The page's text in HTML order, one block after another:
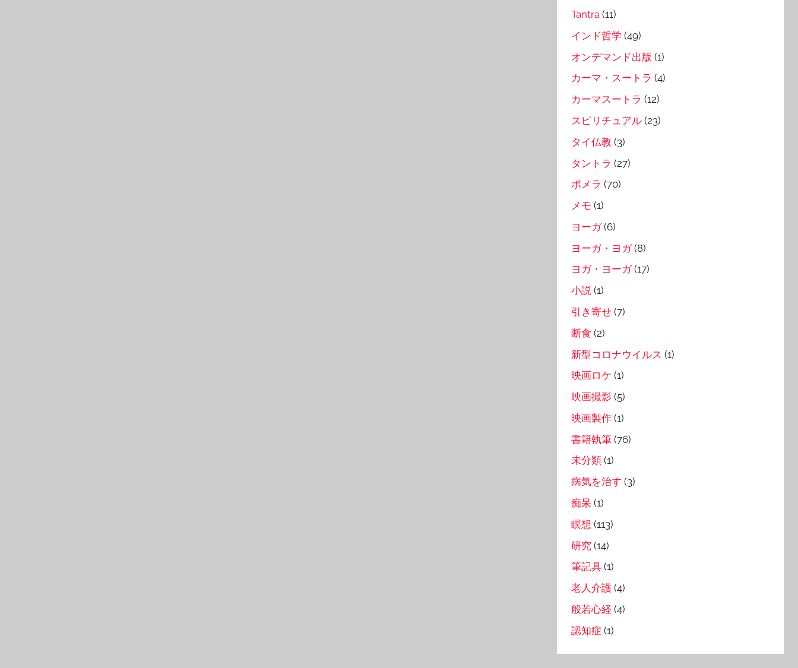
Tantra (11)
インド哲学 (49)
オンデマンド出版 (1)
カーマ・スートラ (4)
カーマスートラ (12)
スピリチュアル (23)
タイ仏教 (3)
タントラ (27)
ポメラ (70)
メモ (1)
ヨーガ(6)
ヨーガ・ヨガ(8)
ヨガ・ヨーガ(17)
小説 (1)
引き寄せ (7)
断食 (2)
新型コロナウイルス (1)
映画ロケ (1)
映画撮影 (5)
映画製作 (1)
書籍執筆 (76)
未分類 (1)
病気を治す (3)
痴呆 (1)
瞑想 (113)
研究 (14)
筆記具 (1)
老人介護 (4)
般若心経 (4)
認知症 (1)